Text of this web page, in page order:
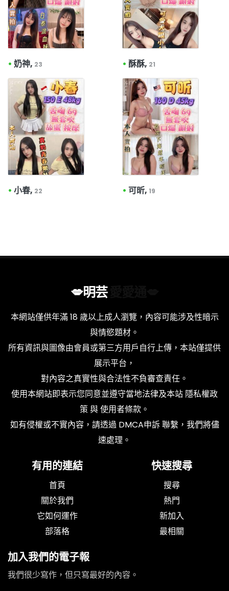
• 奶神, 23 • 酥酥, 21
• 小春, 22 • 可昕, 19
💋明芸
本網站僅供年滿 18 歲以上成人瀏覽，內容可能涉及性暗示
與情慾題材。
所有資訊與圖像由會員或第三方用戶自行上傳，本站僅提供
展示平台，
對內容之真實性與合法性不負審查責任。
使用本網站即表示您同意並遵守當地法律及本站 隱私權政
策與使用者條款 。
如有侵權或不實內容，請透過 DMCA申訴聯繫，我們將儘
速處理。
有用的連結
首頁
關於我們
它如何運作
部落格
快速搜尋
搜尋
熱門
新加入
最相關
加入我們的電子報
我們很少寫作，但只寫最好的內容。